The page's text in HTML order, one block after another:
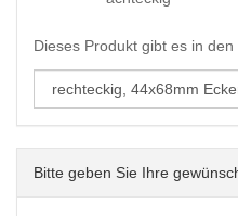
Dieses Produkt gibt es in
Bitte geben Sie Ihre